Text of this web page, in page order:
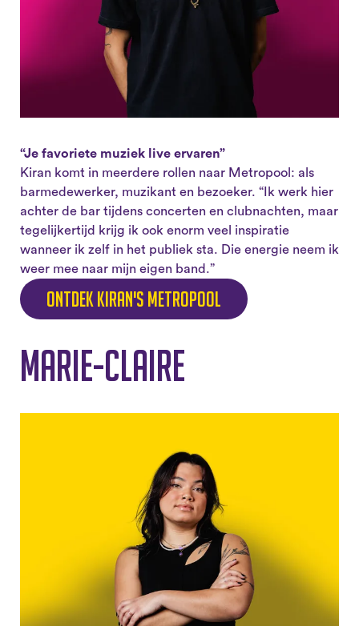
“Je favoriete muziek live ervaren”
Kiran komt in meerdere rollen naar Metropool: als
barmedewerker, muzikant en bezoeker. “Ik werk hier
achter de bar tijdens concerten en clubnachten, maar
tegelijkertijd krijg ik ook enorm veel inspiratie
wanneer ik zelf in het publiek sta. Die energie neem ik
weer mee naar mijn eigen band.”
Ontdek Kiran's Metropool
Marie-Claire